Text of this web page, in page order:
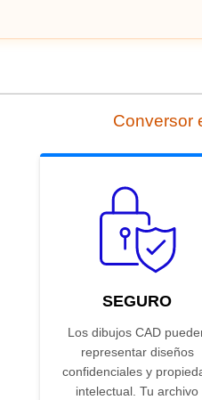
Conversor
SEGURO
Los dibujos CAD
representar diseños
confidenciales y
intelectual. Tu archivo